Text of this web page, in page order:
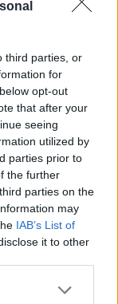
third parties, or
for
opt-out
that after your
seeing
utilized by
parties prior to
the further
parties on the
may
IAB’s List of
it to other
more Google